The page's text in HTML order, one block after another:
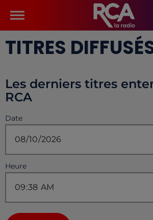
TITRES
Les derniers titres
RCA
Date
Heure